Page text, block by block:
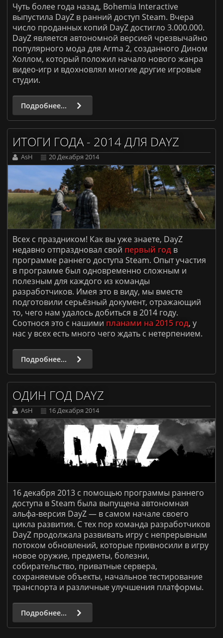
Чуть более года назад, Bohemia Interactive
выпустила DayZ в ранний доступ Steam. Вчера
число проданных копий DayZ достигло 3.000.000.
DayZ является автономной версией чрезвычайно
популярного мода для Arma 2, созданного Дином
Холлом, который положил начало нового жанра
видео-игр и вдохновлял многие другие игровые
студии.
Подробнее...
ИТОГИ ГОДА - 2014 ДЛЯ DAYZ
AsH 20 Декабря 2014
Всех с праздником! Как вы уже знаете, DayZ
недавно отпраздновал свой первый год в
программе раннего доступа Steam. Опыт участия
в программе был одновременно сложным и
полезным для каждого из команды
разработчиков. Имея это в виду, мы вместе
подготовили серьёзный документ, отражающий
то, чего нам удалось добиться в 2014 году.
Соотнося это с нашими планами на 2015 год, у
нас у всех есть много чего ждать с нетерпением.
Подробнее...
ОДИН ГОД DAYZ
AsH 16 Декабря 2014
16 декабря 2013 с помощью программы раннего
доступа вSteam была выпущена автономная
альфа-версия DayZ— в самом начале своего
цикла развития. С тех пор команда разработчиков
DayZ продолжала развивать игру с непрерывным
потоком обновлений, которые привносили в игру
новое оружие, предметы, болезни,
собирательство, приватные сервера,
сохраняемые объекты, начальное тестирование
транспорта и различные улучшения платформы.
Подробнее...